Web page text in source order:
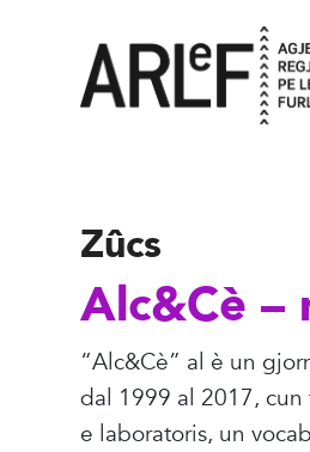
Zûcs
Alc&Cè –
“Alc&Cè” al è un
dal 1999 al 2017,
e laboratoris, un